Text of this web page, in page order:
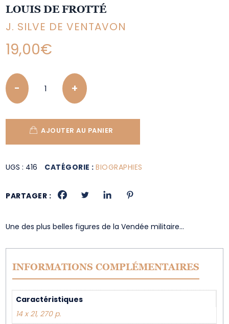
LOUIS DE FROTTÉ
J. SILVE DE VENTAVON
19,00€
Quantity
AJOUTER AU PANIER
UGS : 416 CATÉGORIE :BIOGRAPHIES
PARTAGER :
Une des plus belles figures de la Vendée militaire…
INFORMATIONS COMPLÉMENTAIRES
Caractéristiques
14 x 21, 270 p.